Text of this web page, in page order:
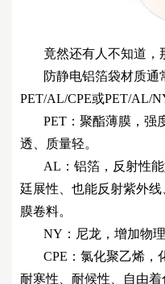
竟然还有人不知道，
防静电铝箔袋材质通
PET/AL/CPE或PET/AL/
PET：聚酯薄膜，强
透、质量轻。
AL：铝箔，反射性
廷展性、也能反射紫外
膜卷料。
NY：尼龙，增加物
CPE：氯化聚乙烯，
耐寒性、耐候性、自由